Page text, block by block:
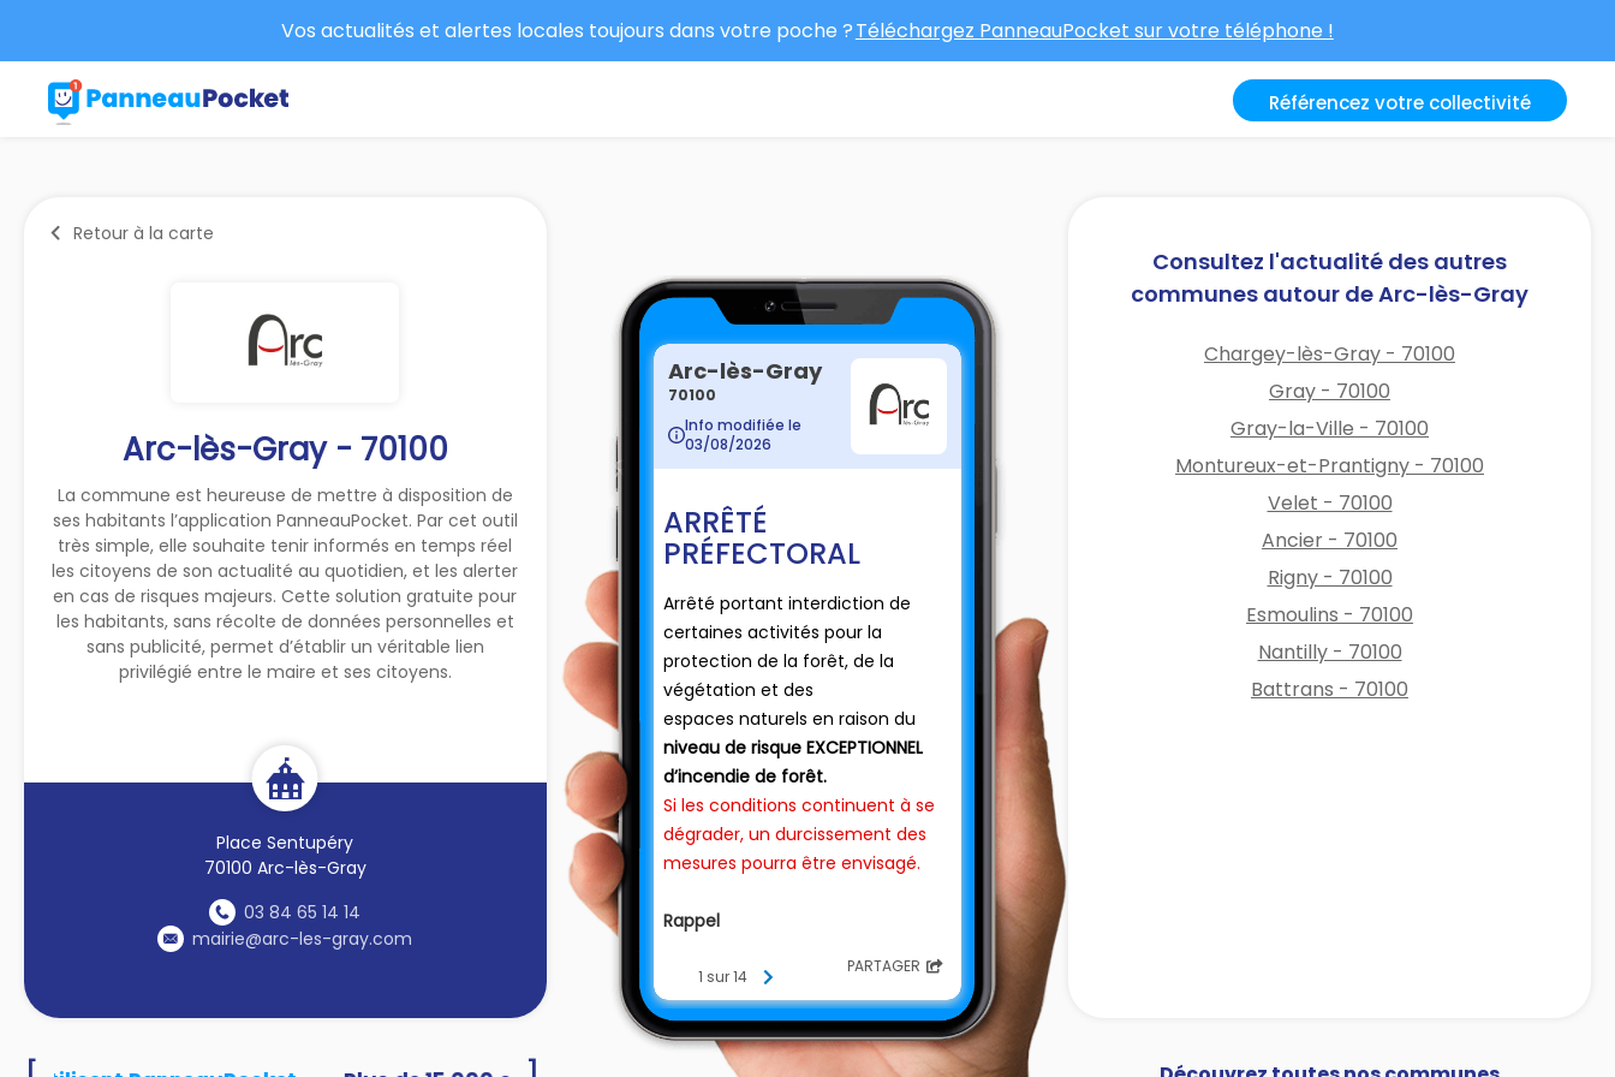
Vos actualités et alertes locales toujours dans votre poche ?Téléchargez PanneauPocket sur votre téléphone !
Référencez votre collectivité
Retour à la carte
Arc-lès-Gray - 70100
La commune est heureuse de mettre à disposition de
ses habitants l’application PanneauPocket. Par cet outil
très simple, elle souhaite tenir informés en temps réel
les citoyens de son actualité au quotidien, et les alerter
en cas de risques majeurs. Cette solution gratuite pour
les habitants, sans récolte de données personnelles et
sans publicité, permet d’établir un véritable lien
privilégié entre le maire et ses citoyens.
Place Sentupéry
70100 Arc-lès-Gray
03 84 65 14 14
mairie@arc-les-gray.com
Arc-lès-Gray
70100
Info modifiée le
03/08/2026
ARRÊTÉ
PRÉFECTORAL
Arrêté portant interdiction de
certaines activités pour la
protection de la forêt, de la
végétation et des
espaces naturels en raison du
niveau de risque EXCEPTIONNEL
d’incendie de forêt.
Si les conditions continuent à se
dégrader, un durcissement des
mesures pourra être envisagé.
Rappel
département et jusqu’à une
distance de 200 mètres de ces
derniers
fumer est strictement interdit,
1 sur 14 PARTAGER
Consultez l'actualité des autres
communes autour de Arc-lès-Gray
Chargey-lès-Gray - 70100
Gray - 70100
Gray-la-Ville - 70100
Montureux-et-Prantigny - 70100
Velet - 70100
Ancier - 70100
Rigny - 70100
Esmoulins - 70100
Nantilly - 70100
Battrans - 70100